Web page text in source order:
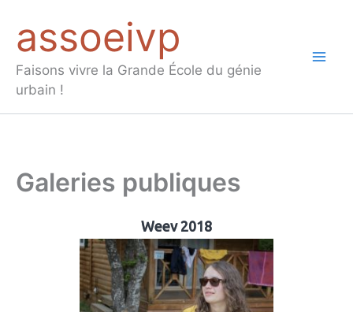
contenu
assoeivp
Faisons vivre la Grande École du génie
urbain !
Galeries publiques
Weev 2018